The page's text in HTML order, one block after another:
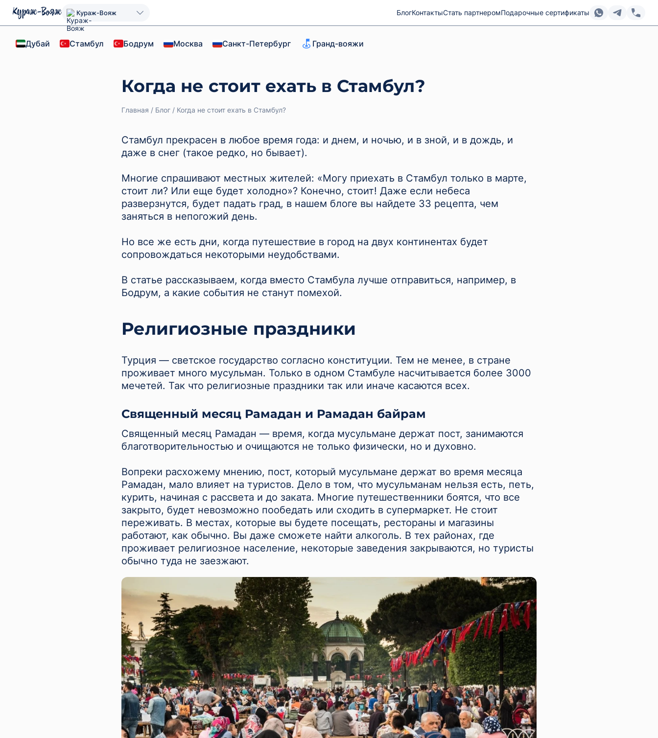
Кураж-Вояж БлогКонтактыСтать партнеромПодарочные сертификаты
Дубай Стамбул Бодрум Москва Санкт-Петербург Гранд-вояжи
Когда не стоит ехать в Стамбул?
Главная Блог Когда не стоит ехать в Стамбул?
Стамбул прекрасен в любое время года: и днем, и ночью, и в зной, и в дождь, и
даже в снег (такое редко, но бывает).
Многие спрашивают местных жителей: «Могу приехать в Стамбул только в марте,
стоит ли? Или еще будет холодно»? Конечно, стоит! Даже если небеса
разверзнутся, будет падать град, в нашем блоге вы найдете 33 рецепта, чем
заняться в непогожий день.
Но все же есть дни, когда путешествие в город на двух континентах будет
сопровождаться некоторыми неудобствами.
В статье рассказываем, когда вместо Стамбула лучше отправиться, например, в
Бодрум, а какие события не станут помехой.
Религиозные праздники
Турция — светское государство согласно конституции. Тем не менее, в стране
проживает много мусульман. Только в одном Стамбуле насчитывается более 3000
мечетей. Так что религиозные праздники так или иначе касаются всех.
Священный месяц Рамадан и Рамадан байрам
Священный месяц Рамадан — время, когда мусульмане держат пост, занимаются
благотворительностью и очищаются не только физически, но и духовно.
Вопреки расхожему мнению, пост, который мусульмане держат во время месяца
Рамадан, мало влияет на туристов. Дело в том, что мусульманам нельзя есть, петь,
курить, начиная с рассвета и до заката. Многие путешественники боятся, что все
закрыто, будет невозможно пообедать или сходить в супермаркет. Не стоит
переживать. В местах, которые вы будете посещать, рестораны и магазины
работают, как обычно. Вы даже сможете найти алкоголь. В тех районах, где
проживает религиозное население, некоторые заведения закрываются, но туристы
обычно туда не заезжают.